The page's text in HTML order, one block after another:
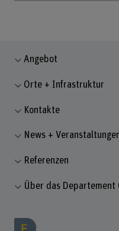
Angebot
Orte + Infrastruktur
Kontakte
News +
Referenzen
Über das Departement